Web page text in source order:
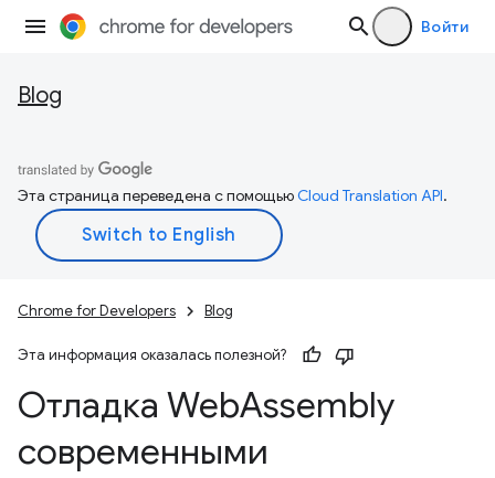
Войти
Blog
Эта страница переведена с помощьюCloud Translation API.
Chrome for Developers Blog
Эта информация оказалась полезной?
Отладка WebAssembly
современными